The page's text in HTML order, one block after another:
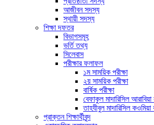
আজীবন সদস্য
স্থায়ী সদস্য
শিক্ষা দফতর
বিভাগসমূহ
ভর্তি তথ্য
সিলেবাস
পরীক্ষার ফলাফল
১ম সাময়িক পরীক্ষা
২য় সাময়িক পরীক্ষা
বার্ষিক পরীক্ষা
বেফাকুল মাদারিসিল আরাবিয়া
তাহযীবুল মাদারিসিল কওমিয়া
প্রাক্তন শিক্ষার্থীবৃন্দ